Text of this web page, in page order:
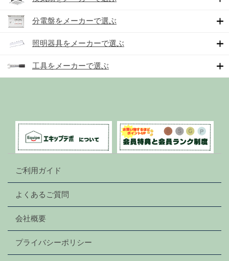
分電盤をメーカーで選ぶ
照明器具をメーカーで選ぶ
工具をメーカーで選ぶ
ご利用ガイド
よくあるご質問
会社概要
プライバシーポリシー